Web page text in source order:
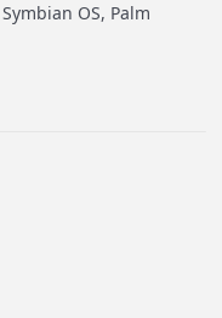
OS, Palm